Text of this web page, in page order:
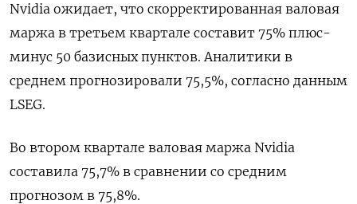
Nvidia ожидает, что скорректированная валовая
маржа в третьем квартале составит 75% плюс-
минус 50 базисных пунктов. Аналитики в
среднем прогнозировали 75,5%, согласно данным
LSEG.
Во втором квартале валовая маржа Nvidia
составила 75,7% в сравнении со средним
прогнозом в 75,8%.